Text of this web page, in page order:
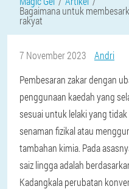
Bagaimana untuk
rakyat
7 November 2023
Andri
Pembesaran zakar dengan
penggunaan kaedah yang
sesuai untuk lelaki yang
senaman fizikal atau
tambahan kimia. Pada
saiz lingga adalah
Kadangkala perubatan